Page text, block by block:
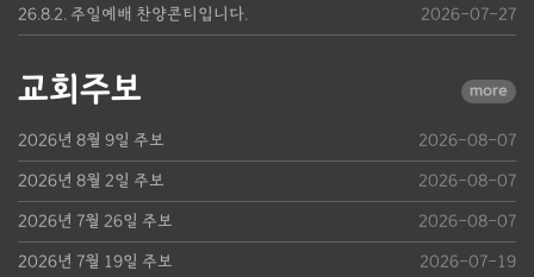
26.8.2. 주일예배 찬양콘티입니다.
2026-07-27
교회주보 more
2026년 8월 9일 주보
2026-08-07
2026년 8월 2일 주보
2026-08-07
2026년 7월 26일 주보
2026-08-07
2026년 7월 19일 주보
2026-07-19